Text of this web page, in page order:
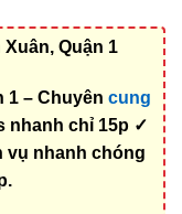
Quận 1
1 – Chuyên cung
nhanh chỉ 15p ✓
vụ nhanh chóng